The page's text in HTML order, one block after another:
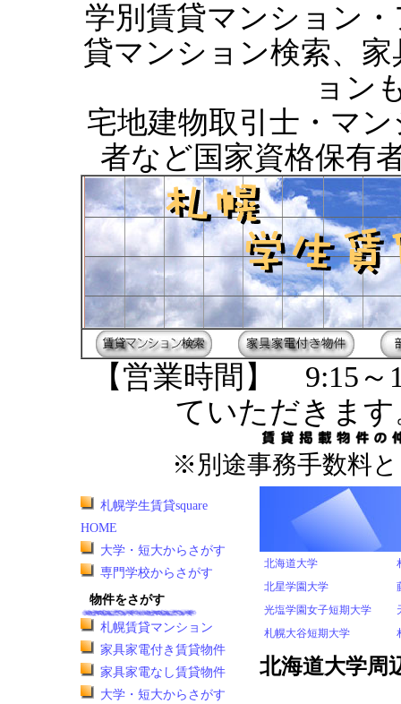
学別賃貸マンション
貸マンション検索、
ョン
宅地建物取引士・マ
者など国家資格保有
【営業時間】 9:15
ていただきます
※別途事務手数料
北海道大学
北星学園大学
光塩学園女子短期大学
札幌大谷短期大学
北海道大学周
札幌学生賃貸square
HOME
大学・短大からさがす
専門学校からさがす
物件をさがす
札幌賃貸マンション
家具家電付き賃貸物件
家具家電なし賃貸物件
大学・短大からさがす